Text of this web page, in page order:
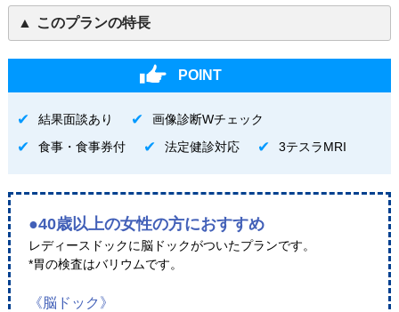
このプランの特長
POINT
結果面談あり
画像診断Wチェック
食事・食事券付
法定健診対応 3テスラMRI
●40歳以上の女性の方におすすめ
レディースドックに脳ドックがついたプランです。
*胃の検査はバリウムです。
《脳ドック》